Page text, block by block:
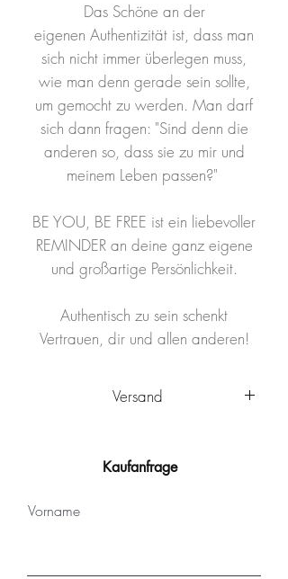
Das Schöne an der
eigenen Authentizität ist, dass man
sich nicht immer überlegen muss,
wie man denn gerade sein sollte,
um gemocht zu werden. Man darf
sich dann fragen: "Sind denn die
anderen so, dass sie zu mir und
meinem Leben passen?"
BE YOU, BE FREE ist ein liebevoller
REMINDER an deine ganz eigene
und großartige Persönlichkeit.
Authentisch zu sein schenkt
Vertrauen, dir und allen anderen!
Versand
versandkostenfreiverschickt. Es
Ankunft sofort aufgehängt werden.
Kaufanfrage
Vorname